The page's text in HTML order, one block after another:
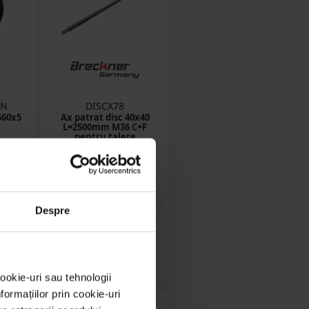
Despre
uri sau tehnologii
prin cookie-uri
DISCX78
Ax patrat disc 40x40
L=2500mm M36 C+F
pentru talere